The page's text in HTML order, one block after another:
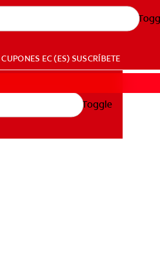
CUPONES EC (ES) SUSCRÍBETE
Toggle